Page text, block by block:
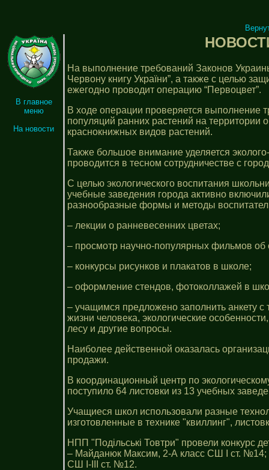
В главное
меню
На новости
На выполнение требований Законов
Червону книгу України”, а также с целью
ежегодно проводит операцию “Первоцвет”.
В ходе операции проверяется выполнение
популяций ранних растений на территории
краснокнижных видов растений.
Также большое внимание уделяется
проводится в тесном сотрудничестве с
С целью экологического воспитания
учебные заведения города активно
разнообразные формы и методы
– лекции о ранневесенних цветах;
– просмотр научно-популярных фильмов
– конкурсы рисунков и плакатов в школе;
– оформление стендов, фотоколлажей в
– учащимся предложено заполнить анкету
жизни человека, экологические
лесу и другие вопросы.
Наиболее действенной оказалась
продажи.
В координационный центр по
поступило 64 листовки из 13 учебных
Учащиеся школ использовали разные
изготовленные в технике "квиллинг",
НПП "Подільські Товтри" провели конкурс
– Майданюк Максим, 2-А класс СШ І ст. №14;
СШ І-ІІІ ст. №12.